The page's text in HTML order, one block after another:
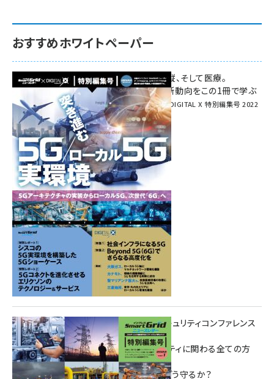
おすすめホワイトペーパー
環境対策、建機の遠隔操縦、そして医療。
次世代通信規格「5G」最新動向をこの1冊で学ぶ
SmartGrid ニューズレター × DIGITAL X 特別編集号 2022
Summer
重要インフラサイバーセキュリティコンファレンス
特別電子版！
― 産業サイバーセキュリティに関わる全ての方
へ！ ―
加速するDX、OT/IoTをどう守るか？